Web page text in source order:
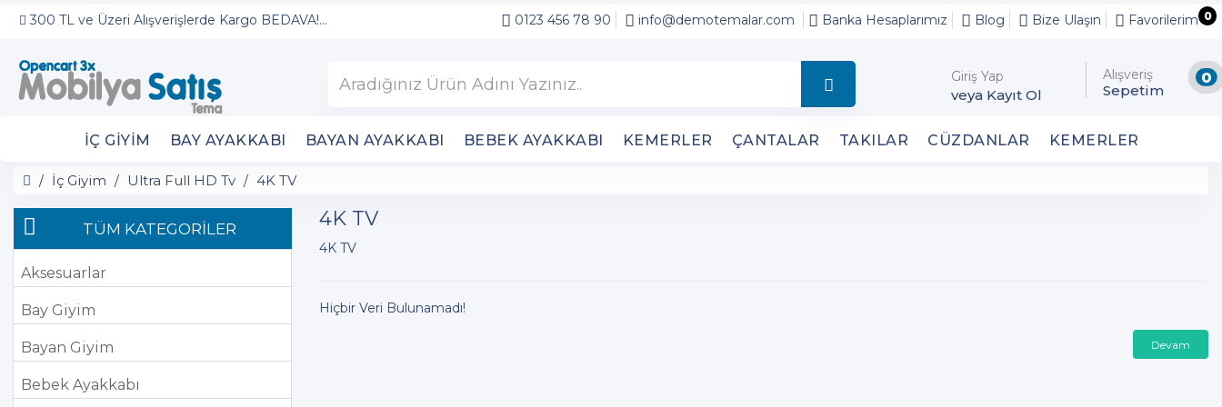
300 TL ve Üzeri Alışverişlerde Kargo BEDAVA!... 0123 456 78 90 info@demotemalar.com Banka Hesaplarımız Blog Bize Ulaşın Favorilerim 0
Giriş Yap
veya Kayıt Ol
0
Alışveriş
Sepetim
İÇ GIYIM BAY AYAKKABI BAYAN AYAKKABI BEBEK AYAKKABI KEMERLER ÇANTALAR TAKILAR CÜZDANLAR KEMERLER
İç Giyim Ultra Full HD Tv 4K TV
TÜM KATEGORİLER
Aksesuarlar
Bay Giyim
Bayan Giyim
Bebek Ayakkabı
4K TV
4K TV
Hiçbir Veri Bulunamadı!
Devam